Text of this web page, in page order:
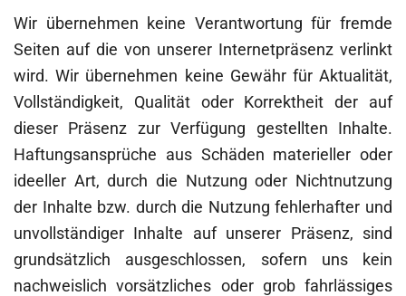
Wir übernehmen keine Verantwortung für fremde
Seiten auf die von unserer Internetpräsenz verlinkt
wird. Wir übernehmen keine Gewähr für Aktualität,
Vollständigkeit, Qualität oder Korrektheit der auf
dieser Präsenz zur Verfügung gestellten Inhalte.
Haftungsansprüche aus Schäden materieller oder
ideeller Art, durch die Nutzung oder Nichtnutzung
der Inhalte bzw. durch die Nutzung fehlerhafter und
unvollständiger Inhalte auf unserer Präsenz, sind
grundsätzlich ausgeschlossen, sofern uns kein
nachweislich vorsätzliches oder grob fahrlässiges